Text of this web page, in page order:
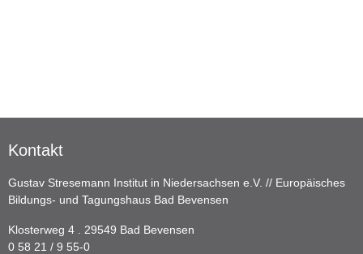
Kontakt
Gustav Stresemann Institut in Niedersachsen e.V. // Europäisches
Bildungs- und Tagungshaus Bad Bevensen
Klosterweg 4 . 29549 Bad Bevensen
0 58 21 / 9 55-0